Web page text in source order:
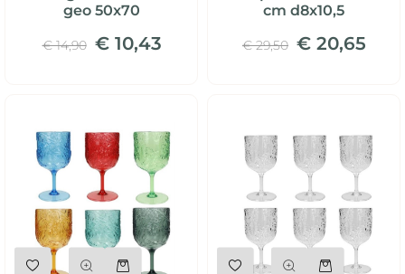
geo 50x70
€ 14,90 € 10,43
cm d8x10,5
€ 29,50 € 20,65
Quantità